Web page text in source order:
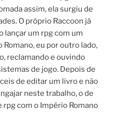
assim, ela surgiu de
O próprio Raccoon já
lançar um rpg com um
eu por outro lado,
reclamando e ouvindo
de jogo. Depois de
de editar um livro e não
neste trabalho, o de
com o Império Romano